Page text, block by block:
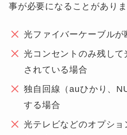
事が必要になることがありま
光ファイバーケーブルが
光コンセントのみ残し
されている場合
独自回線（auひかり、
する場合
光テレビなどのオプシ